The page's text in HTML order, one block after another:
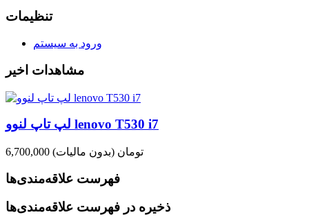
تنظیمات
ورود به سیستم
مشاهدات اخیر
لپ تاپ لنوو lenovo T530 i7
6,700,000 تومان (بدون مالیات)
فهرست علاقه‌مندی‌ها
ذخیره در فهرست علاقه‌مندی‌ها